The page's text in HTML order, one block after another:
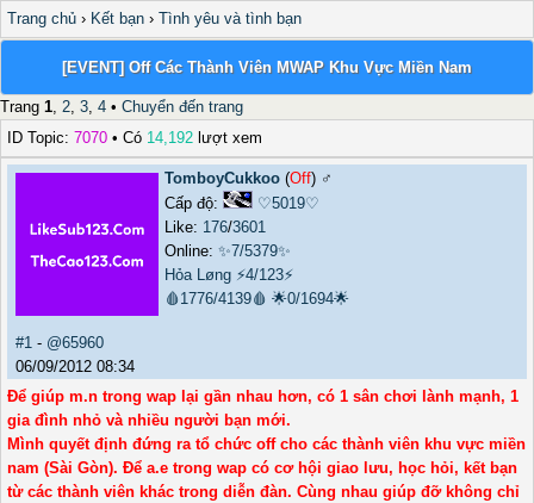
Trang chủ › Kết bạn › Tình yêu và tình bạn
[EVENT] Off Các Thành Viên MWAP Khu Vực Miền Nam
Trang 1, 2, 3, 4 • Chuyển đến trang
ID Topic: 7070 • Có 14,192 lượt xem
TomboyCukkoo (Off) ♂️
Cấp độ:
♡5019♡
Like: 176/3601
Online: ✨7/5379✨
Hỏa Løng ⚡4/123⚡
🩸1776/4139🩸 🌟0/1694🌟
#1 - @65960
06/09/2012 08:34
Để giúp m.n trong wap lại gần nhau hơn, có 1 sân chơi lành mạnh, 1
gia đình nhỏ và nhiều người bạn mới.
Mình quyết định đứng ra tổ chức off cho các thành viên khu vực miền
nam (Sài Gòn). Để a.e trong wap có cơ hội giao lưu, học hỏi, kết bạn
từ các thành viên khác trong diễn đàn. Cùng nhau giúp đỡ không chỉ